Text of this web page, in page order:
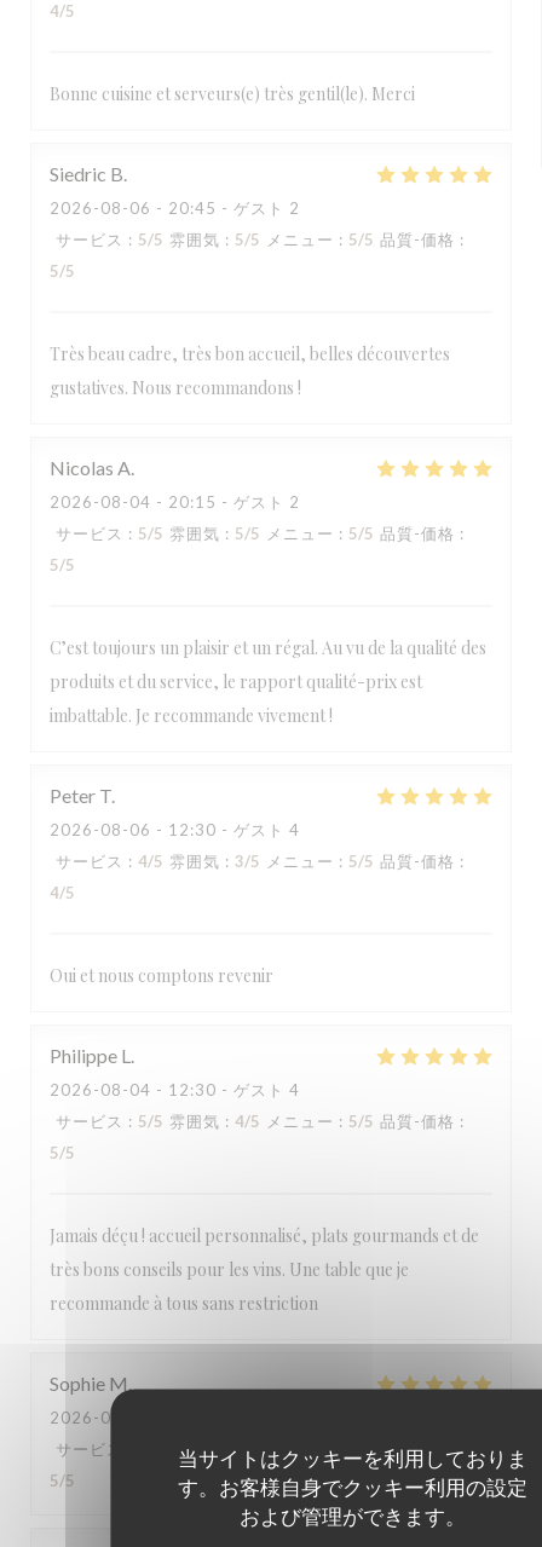
当サイトはクッキーを利用しておりま
す。お客様自身でクッキー利用の設定
および管理ができます。
4/5
Bonne cuisine et serveurs(e) très gentil(le). Merci
Siedric B
2026-08-06 - 20:45 - ゲスト 2
サービス : 5/5 雰囲気 : 5/5 メニュー : 5/5 品質-価格 :
5/5
Très beau cadre, très bon accueil, belles découvertes
gustatives. Nous recommandons !
Nicolas A
2026-08-04 - 20:15 - ゲスト 2
サービス : 5/5 雰囲気 : 5/5 メニュー : 5/5 品質-価格 :
5/5
C’est toujours un plaisir et un régal. Au vu de la qualité des
produits et du service, le rapport qualité-prix est
imbattable. Je recommande vivement !
Peter T
2026-08-06 - 12:30 - ゲスト 4
サービス : 4/5 雰囲気 : 3/5 メニュー : 5/5 品質-価格 :
4/5
Oui et nous comptons revenir
Philippe L
2026-08-04 - 12:30 - ゲスト 4
サービス : 5/5 雰囲気 : 4/5 メニュー : 5/5 品質-価格 :
5/5
Jamais déçu ! accueil personnalisé, plats gourmands et de
très bons conseils pour les vins. Une table que je
recommande à tous sans restriction
Sophie M
2026-08-05
サービス
雰囲気 5 /5 メニュー /5 品質-価格:
5/5
LA TABLE DE CATUSSEAU